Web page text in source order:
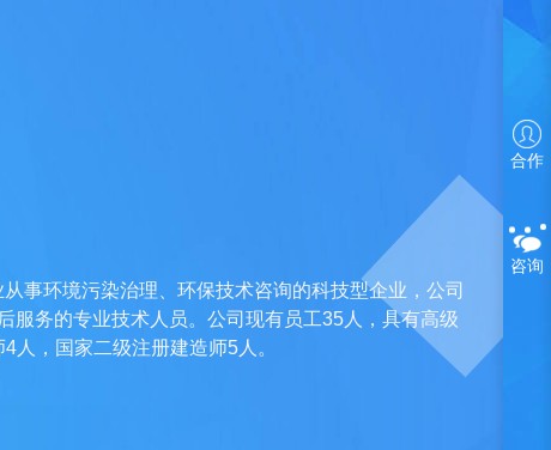
合作
咨询
事环境污染治理、环保技术咨询的科技型企业，公司
服务的专业技术人员。公司现有员工35人，具有高级
，国家二级注册建造师5人。